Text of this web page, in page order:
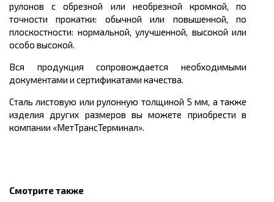
рулонов с обрезной или необрезной кромкой, по
точности прокатки: обычной или повышенной, по
плоскостности: нормальной, улучшенной, высокой или
особо высокой.
Вся продукция сопровождается необходимыми
документами и сертификатами качества.
Сталь листовую или рулонную толщиной 5 мм, а также
изделия других размеров вы можете приобрести в
компании «МетТрансТерминал».
Смотрите также